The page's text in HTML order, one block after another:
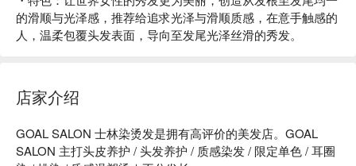
的滑顺与光泽感，推荐给追求光泽与滑顺质感，在意手触感的
人，温柔包覆头发表面，导向至发尾光泽丝滑的秀发。
店家介绍
GOAL SALON 士林染烫发是拥有高评价的美发店。GOAL
SALON 主打头皮养护 / 头发养护 / 质感染发 / 限定单色 / 耳圈